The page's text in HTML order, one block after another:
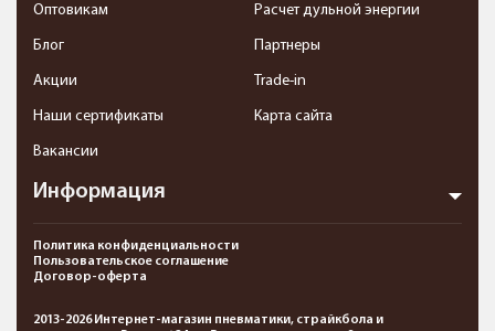
Информация
Оптовикам
Блог
Акции
Наши сертификаты
Вакансии
Расчет дульной энергии
Партнеры
Trade-in
Карта сайта
Политика конфиденциальности
Пользовательское соглашение
Договор-оферта
2013-2026 Интернет-магазин пневматики, страйкбола и